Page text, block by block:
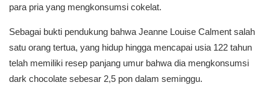
para pria yang mengkonsumsi cokelat.
Sebagai bukti pendukung bahwa Jeanne Louise Calment salah
satu orang tertua, yang hidup hingga mencapai usia 122 tahun
telah memiliki resep panjang umur bahwa dia mengkonsumsi
dark chocolate sebesar 2,5 pon dalam seminggu.